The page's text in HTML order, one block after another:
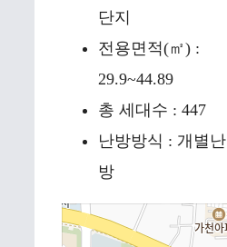
단지
전용면적(㎡) :
29.9~44.89
총 세대수 : 447
난방방식 : 개별난
방